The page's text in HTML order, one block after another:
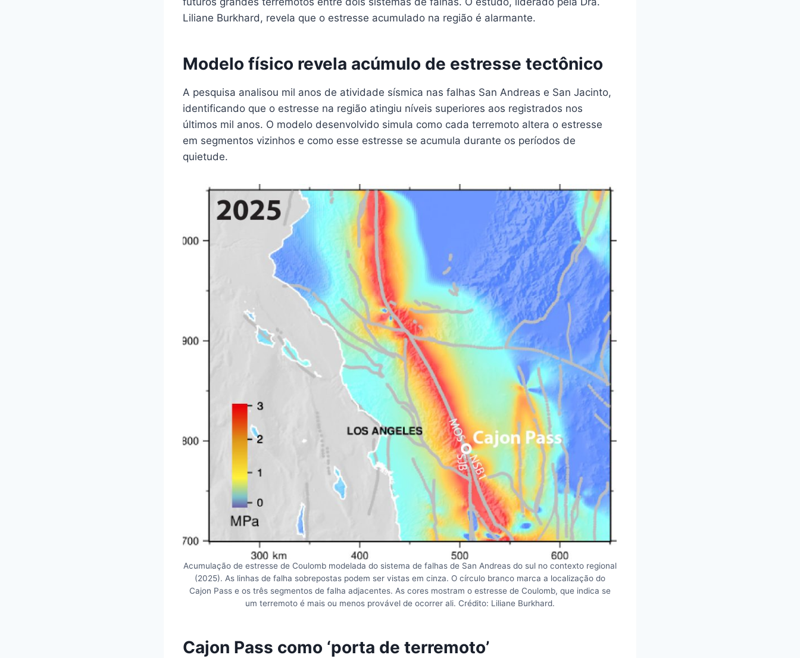
Liliane Burkhard, revela que o estresse acumulado na região é alarmante.
Modelo físico revela acúmulo de estresse tectônico
A pesquisa analisou mil anos de atividade sísmica nas falhas San Andreas e San Jacinto,
identificando que o estresse na região atingiu níveis superiores aos registrados nos
últimos mil anos. O modelo desenvolvido simula como cada terremoto altera o estresse
em segmentos vizinhos e como esse estresse se acumula durante os períodos de
quietude.
Acumulação de estresse de Coulomb modelada do sistema de falhas de San Andreas do sul no contexto regional
(2025). As linhas de falha sobrepostas podem ser vistas em cinza. O círculo branco marca a localização do
Cajon Pass e os três segmentos de falha adjacentes. As cores mostram o estresse de Coulomb, que indica se
um terremoto é mais ou menos provável de ocorrer ali. Crédito: Liliane Burkhard.
Cajon Pass como ‘porta de terremoto’